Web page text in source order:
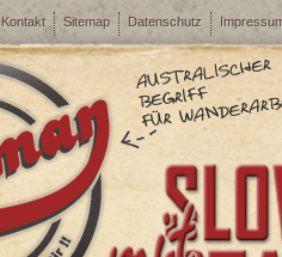
Kontakt Sitemap Datenschutz